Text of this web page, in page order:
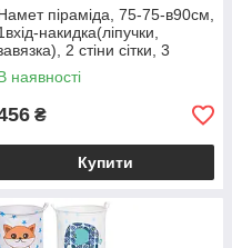
піраміда, 75-75-в90см,
накидка(ліпучки,
2 стіни сітки, 3
у п/е 32-32-3см /12/
наявності
₴
Купити